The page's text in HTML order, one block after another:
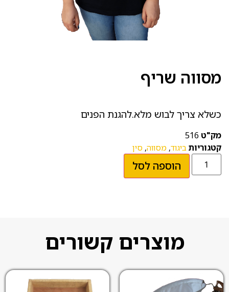
מסווה שריף
כשלא צריך לבוש מלא.להגנת הפנים
מק"ט 516
קטגוריותביגוד, מסווה, סין
הוספה לסל
מוצרים קשורים